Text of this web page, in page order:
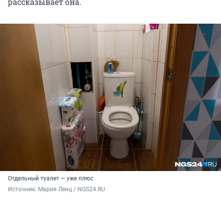
Отдельный туалет — уже плюс
Источник: Мария Ленц / NGS24.RU